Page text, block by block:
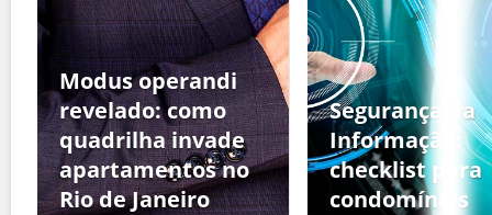
Modus operandi
revelado: como
quadrilha invade
apartamentos no
Rio de Janeiro
Segurança da
Informação:
checklist para
condomínios